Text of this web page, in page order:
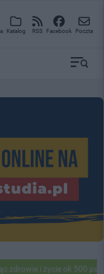
Katalog RSS Facebook Poczta
i życie ok 500